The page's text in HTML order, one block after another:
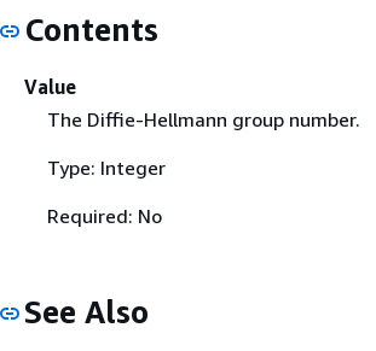
Contents
Value
The Diffie-Hellmann group number.
Type: Integer
Required: No
See Also